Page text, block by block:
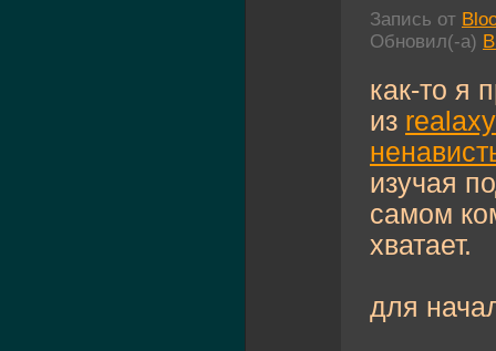
Запись от
Обновил(-а)
как-то я
из realaxy
изучая
самом
хватает.
для